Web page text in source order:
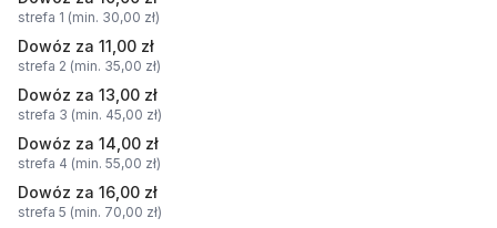
strefa 1 (min. 30,00 zł)
Dowóz za 11,00 zł
strefa 2 (min. 35,00 zł)
Dowóz za 13,00 zł
strefa 3 (min. 45,00 zł)
Dowóz za 14,00 zł
strefa 4 (min. 55,00 zł)
Dowóz za 16,00 zł
strefa 5 (min. 70,00 zł)